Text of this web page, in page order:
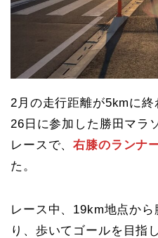
2月の走行距離が5kmに終
26日に参加した勝田マラ
レースで、右膝のランナ
た。
レース中、19km地点か
り、歩いてゴールを目指